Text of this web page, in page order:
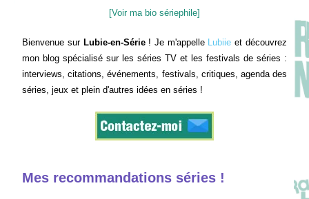
[Voir ma bio sériephile]
Bienvenue sur Lubie-en-Série! Je m'appelle Lubiie et découvrez
mon blog spécialisé sur les séries TV et les festivals de séries :
interviews, citations, événements, festivals, critiques, agenda des
séries, jeux et plein d'autres idées en séries !
Mes recommandations séries !